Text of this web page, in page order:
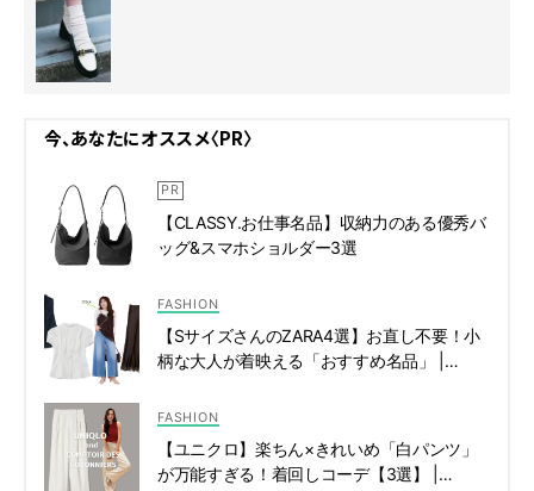
今、あなたにオススメ〈PR〉
【CLASSY.お仕事名品】収納力のある優秀バ
ッグ&スマホショルダー3選
FASHION
【SサイズさんのZARA4選】お直し不要！小
柄な大人が着映える「おすすめ名品」 |
FASHION
【ユニクロ】楽ちん×きれいめ「白パンツ」
が万能すぎる！着回しコーデ【3選】 |